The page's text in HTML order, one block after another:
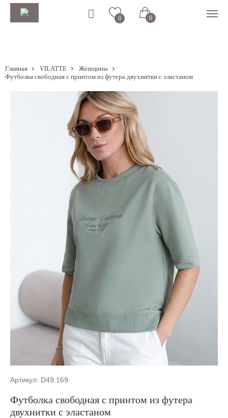
0 0
Главная VILATTE
Женщины
Футболка свободная с принтом из футера двухнитки с эластаном
Артикул: D49.169
Футболка свободная с принтом из футера
двухнитки с эластаном